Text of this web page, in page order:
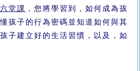
六堂課 ，您將學習到，如何成為孩
孩子的行為密碼並知道如何與其
子建立好的生活習慣，以及，如